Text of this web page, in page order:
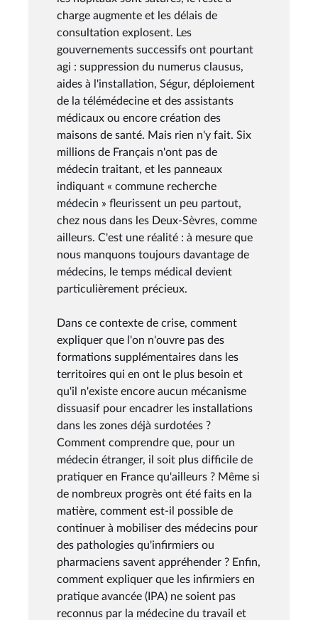
charge augmente et les délais de
consultation explosent. Les
gouvernements successifs ont pourtant
agi : suppression du numerus clausus,
aides à l'installation, Ségur, déploiement
de la télémédecine et des assistants
médicaux ou encore création des
maisons de santé. Mais rien n'y fait. Six
millions de Français n'ont pas de
médecin traitant, et les panneaux
indiquant « commune recherche
médecin » fleurissent un peu partout,
chez nous dans les Deux-Sèvres, comme
ailleurs. C'est une réalité : à mesure que
nous manquons toujours davantage de
médecins, le temps médical devient
particulièrement précieux.
Dans ce contexte de crise, comment
expliquer que l'on n'ouvre pas des
formations supplémentaires dans les
territoires qui en ont le plus besoin et
qu'il n'existe encore aucun mécanisme
dissuasif pour encadrer les installations
dans les zones déjà surdotées ?
Comment comprendre que, pour un
médecin étranger, il soit plus difficile de
pratiquer en France qu'ailleurs ? Même si
de nombreux progrès ont été faits en la
matière, comment est-il possible de
continuer à mobiliser des médecins pour
des pathologies qu'infirmiers ou
pharmaciens savent appréhender ? Enfin,
comment expliquer que les infirmiers en
pratique avancée (IPA) ne soient pas
reconnus par la médecine du travail et